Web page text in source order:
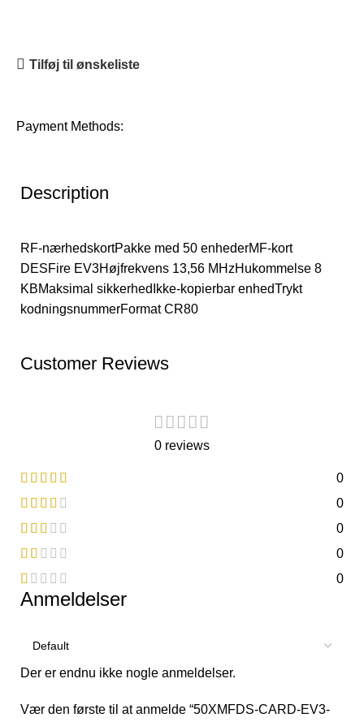
Tilføj til ønskeliste
Payment Methods:
Description
RF-nærhedskortPakke med 50 enhederMF-kort
DESFire EV3Højfrekvens 13,56 MHzHukommelse 8
KBMaksimal sikkerhedIkke-kopierbar enhedTrykt
kodningsnummerFormat CR80
Customer Reviews
0 reviews
0
0
0
0
0
Anmeldelser
Der er endnu ikke nogle anmeldelser.
Vær den første til at anmelde “50XMFDS-CARD-EV3-